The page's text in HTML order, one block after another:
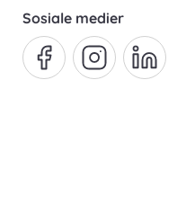
Sosiale medier